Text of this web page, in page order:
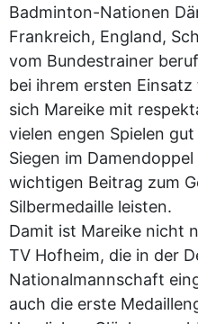
Badminton-Nationen
Frankreich, England,
vom Bundestrainer
bei ihrem ersten
sich Mareike mit
vielen engen Spielen
Siegen im
wichtigen Beitrag zum
Silbermedaille leisten.
Damit ist Mareike nicht
TV Hofheim, die in der
Nationalmannschaft
auch die erste